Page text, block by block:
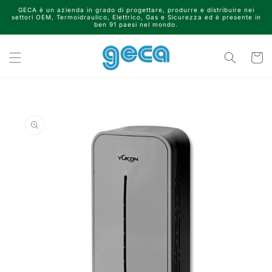
direttamente
ai contenuti
GECA è un azienda in grado di progettare, produrre e distribuire nei
settori OEM, Termoidraulico, Elettrico, Gas e Sicurezza ed è presente in
ben 91 paesi nel mondo.
sul prodotto